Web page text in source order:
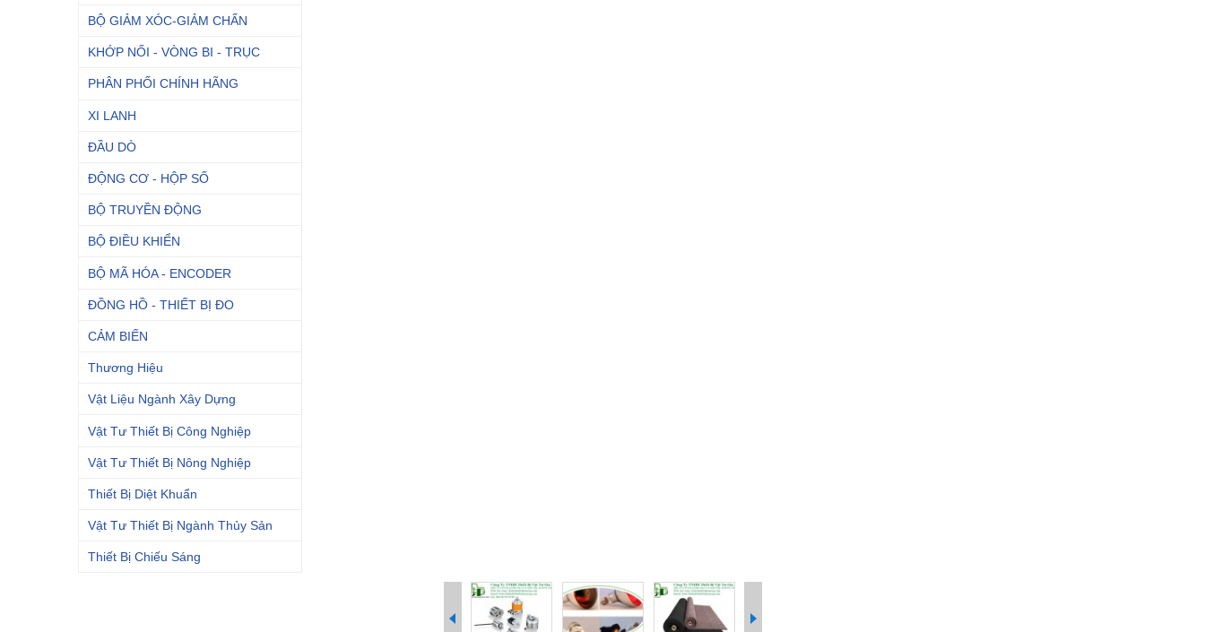
BỘ GIẢM XÓC-GIẢM CHẤN
KHỚP NỐI - VÒNG BI - TRỤC
PHÂN PHỐI CHÍNH HÃNG
XI LANH
ĐẦU DÒ
ĐỘNG CƠ - HỘP SỐ
BỘ TRUYỀN ĐỘNG
BỘ ĐIỀU KHIỂN
BỘ MÃ HÓA - ENCODER
ĐỒNG HỒ - THIẾT BỊ ĐO
CẢM BIẾN
Thương Hiệu
Vật Liệu Ngành Xây Dựng
Vật Tư Thiết Bị Công Nghiệp
Vật Tư Thiết Bị Nông Nghiệp
Thiết Bị Diệt Khuẩn
Vật Tư Thiết Bị Ngành Thủy Sản
Thiết Bị Chiếu Sáng